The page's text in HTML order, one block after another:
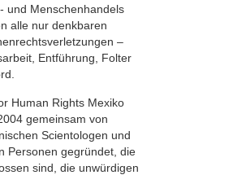
und Menschenhandels
alle nur denkbaren
–
Entführung, Folter
Human Rights Mexiko
gemeinsam von
Scientologen und
Personen gegründet, die
sind, die unwürdigen